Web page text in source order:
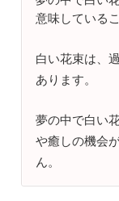
意味している
白い花束は、
あります。
夢の中で白い
や癒しの機会
ん。